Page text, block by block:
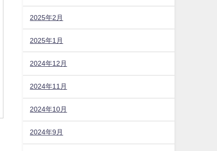
2025年2月
2025年1月
2024年12月
2024年11月
2024年10月
2024年9月